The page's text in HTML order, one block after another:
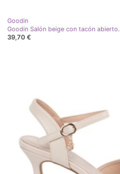
Goodin
Goodin Salón beige con tacón abierto.
39,70 €